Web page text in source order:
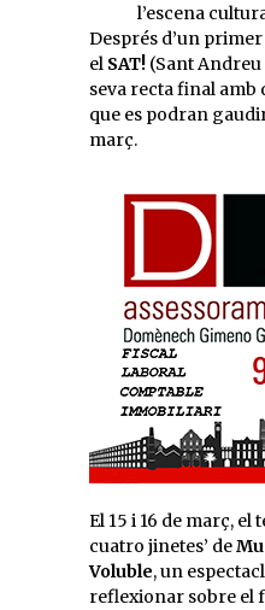
l’escena
Després d’un primer
el SAT! (Sant
seva recta final amb
que es podran
març.
El 15 i 16 de març, el
cuatro jinetes’ de
Voluble, un
reflexionar sobre el